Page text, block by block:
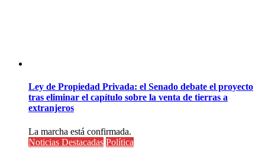
Ley de Propiedad Privada: el Senado debate el proyecto
tras eliminar el capítulo sobre la venta de tierras a
extranjeros
La marcha está confirmada.
Noticias Destacadas Política